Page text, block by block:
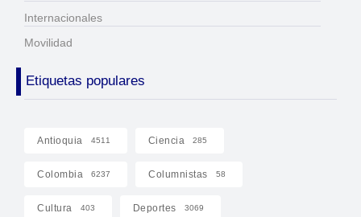
Internacionales
Movilidad
Etiquetas populares
Antioquia 4511 Ciencia 285
Colombia 6237 Columnistas 58
Cultura 403 Deportes 3069